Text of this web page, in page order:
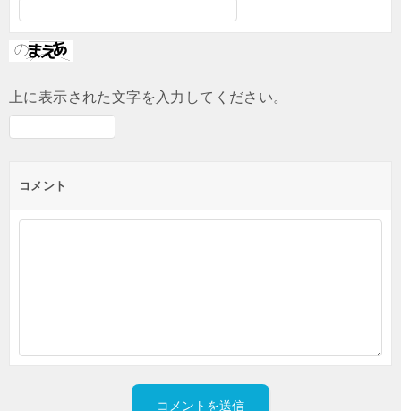
上に表示された文字を入力してください。
コメント